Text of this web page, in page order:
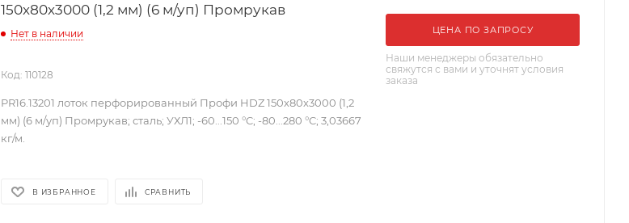
150х80х3000 (1,2 мм) (6 м/уп) Промрукав
Нет в наличии
Код: 110128
PR16.13201 лоток перфорированный Профи HDZ 150х80х3000 (1,2
мм) (6 м/уп) Промрукав; сталь; УХЛ1; -60...150 °C; -80...280 °C; 3,03667
кг/м.
В ИЗБРАННОЕ СРАВНИТЬ
ЦЕНА ПО ЗАПРОСУ
Наши менеджеры обязательно
свяжутся с вами и уточнят условия
заказа